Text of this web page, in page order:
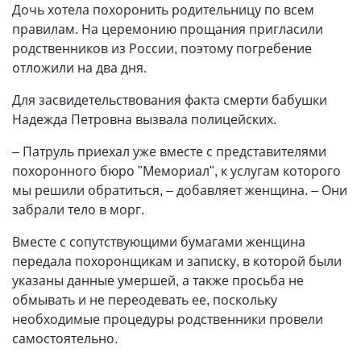
Дочь хотела похоронить родительницу по всем
правилам. На церемонию прощания пригласили
родственников из России, поэтому погребение
отложили на два дня.
Для засвидетельствования факта смерти бабушки
Надежда Петровна вызвала полицейских.
– Патруль приехал уже вместе с представителями
похоронного бюро "Мемориал", к услугам которого
мы решили обратиться, – добавляет женщина. – Они
забрали тело в морг.
Вместе с сопутствующими бумагами женщина
передала похоронщикам и записку, в которой были
указаны данные умершей, а также просьба не
обмывать и не переодевать ее, поскольку
необходимые процедуры родственники провели
самостоятельно.